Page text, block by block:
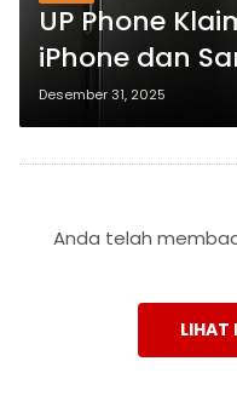
UP Phone
iPhone dan
Indonesia
Desember 31, 2025
Anda telah
LIHAT